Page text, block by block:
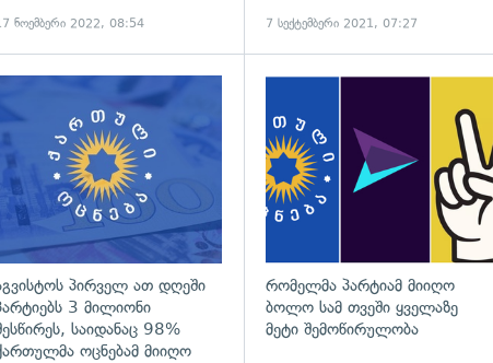
ნოემბერი 2022, 08:54 7 სექტემბერი 2021, 07:27
პირველ ათ დღეში
3 მილიონი
საიდანაც 98%
ოცნებამ მიიღო
რომელმა პარტიამ მიიღო
ბოლო სამ თვეში ყველაზე
მეტი შემოწირულობა